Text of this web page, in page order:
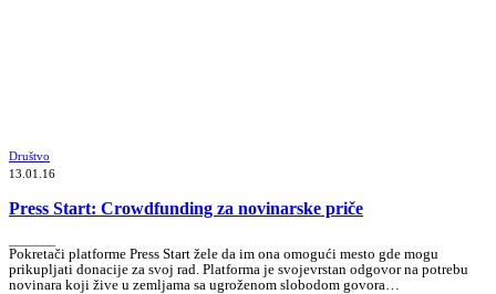
Društvo
13.01.16
Press Start: Crowdfunding za novinarske priče
Pokretači platforme Press Start žele da im ona omogući mesto gde mogu
prikupljati donacije za svoj rad. Platforma je svojevrstan odgovor na potrebu
novinara koji žive u zemljama sa ugroženom slobodom govora…